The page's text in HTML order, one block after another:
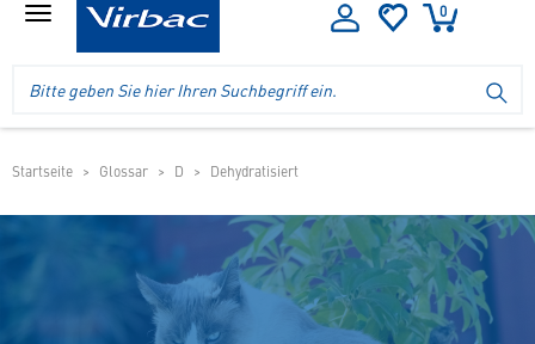
Menü
Virbac
Ihr
Shop
0
Header
mobilen
Startseite Glossar D Dehydratisiert